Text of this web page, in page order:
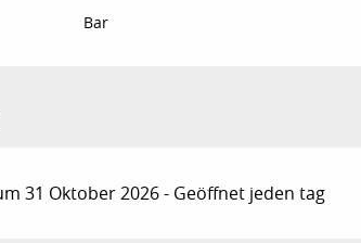
Bar
31 Oktober 2026 - Geöffnet jeden tag